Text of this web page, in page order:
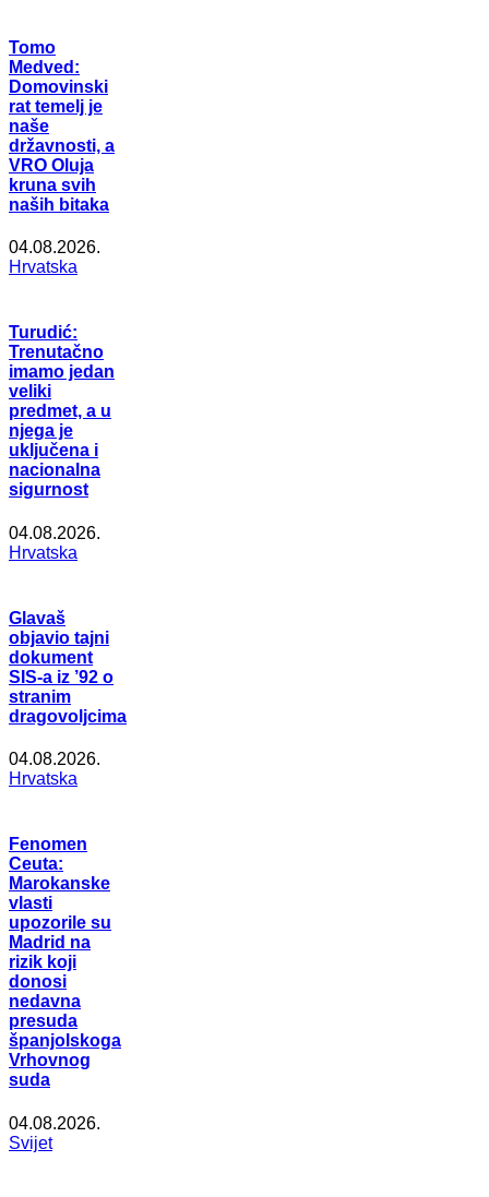
Tomo
Medved:
Domovinski
rat temelj je
naše
državnosti, a
VRO Oluja
kruna svih
naših bitaka
04.08.2026.
Hrvatska
Turudić:
Trenutačno
imamo jedan
veliki
predmet, a u
njega je
uključena i
nacionalna
sigurnost
04.08.2026.
Hrvatska
Glavaš
objavio tajni
dokument
SIS-a iz ’92 o
stranim
dragovoljcima
04.08.2026.
Hrvatska
Fenomen
Ceuta:
Marokanske
vlasti
upozorile su
Madrid na
rizik koji
donosi
nedavna
presuda
španjolskoga
Vrhovnog
suda
04.08.2026.
Svijet